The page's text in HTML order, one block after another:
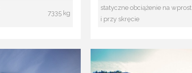
7335 kg
statyczne obciążenie na wprost
i przy skręcie